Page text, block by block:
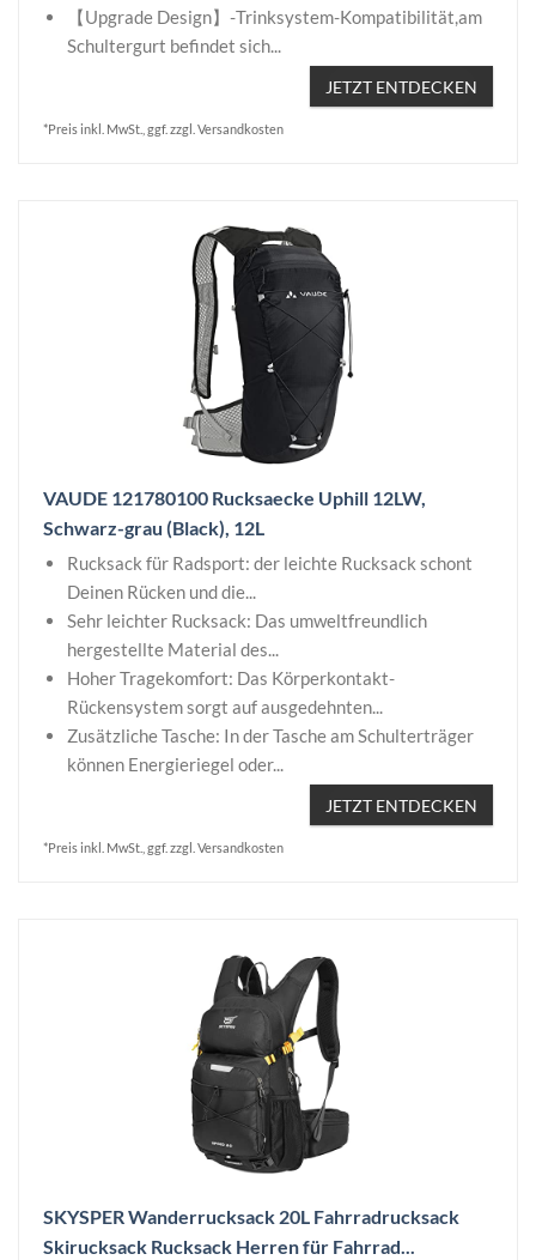
【Upgrade Design】-Trinksystem-Kompatibilität,am
Schultergurt befindet sich...
JETZT ENTDECKEN
*Preis inkl. MwSt., ggf. zzgl. Versandkosten
VAUDE 121780100 Rucksaecke Uphill 12LW,
Schwarz-grau (Black), 12L
Rucksack für Radsport: der leichte Rucksack schont
Deinen Rücken und die...
Sehr leichter Rucksack: Das umweltfreundlich
hergestellte Material des...
Hoher Tragekomfort: Das Körperkontakt-
Rückensystem sorgt auf ausgedehnten...
Zusätzliche Tasche: In der Tasche am Schulterträger
können Energieriegel oder...
JETZT ENTDECKEN
*Preis inkl. MwSt., ggf. zzgl. Versandkosten
SKYSPER Wanderrucksack 20L Fahrradrucksack
Skirucksack Rucksack Herren für Fahrrad...